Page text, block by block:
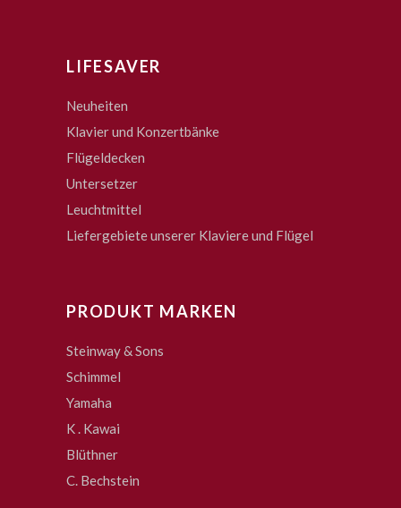
LIFESAVER
Neuheiten
Klavier und Konzertbänke
Flügeldecken
Untersetzer
Leuchtmittel
Liefergebiete unserer Klaviere und Flügel
PRODUKT MARKEN
Steinway & Sons
Schimmel
Yamaha
K . Kawai
Blüthner
C. Bechstein